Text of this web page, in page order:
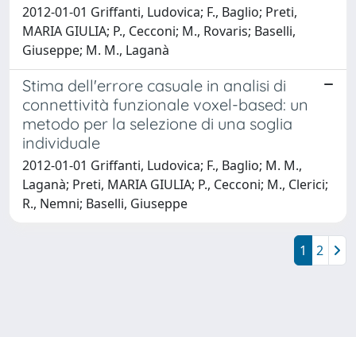
2012-01-01 Griffanti, Ludovica; F., Baglio; Preti,
MARIA GIULIA; P., Cecconi; M., Rovaris; Baselli,
Giuseppe; M. M., Laganà
Stima dell'errore casuale in analisi di
connettività funzionale voxel-based: un
metodo per la selezione di una soglia
individuale
2012-01-01 Griffanti, Ludovica; F., Baglio; M. M.,
Laganà; Preti, MARIA GIULIA; P., Cecconi; M., Clerici;
R., Nemni; Baselli, Giuseppe
1 2